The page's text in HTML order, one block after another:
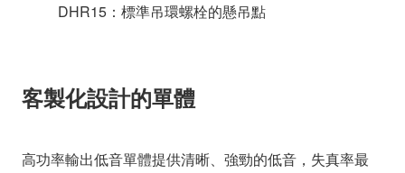
DHR15：標準吊環螺栓的懸吊點
客製化設計的單體
高功率輸出低音單體提供清晰、強勁的低音，失真率最